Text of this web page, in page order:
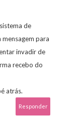
de
mensagem para
invadir de
recebo do
atrás.
Responder